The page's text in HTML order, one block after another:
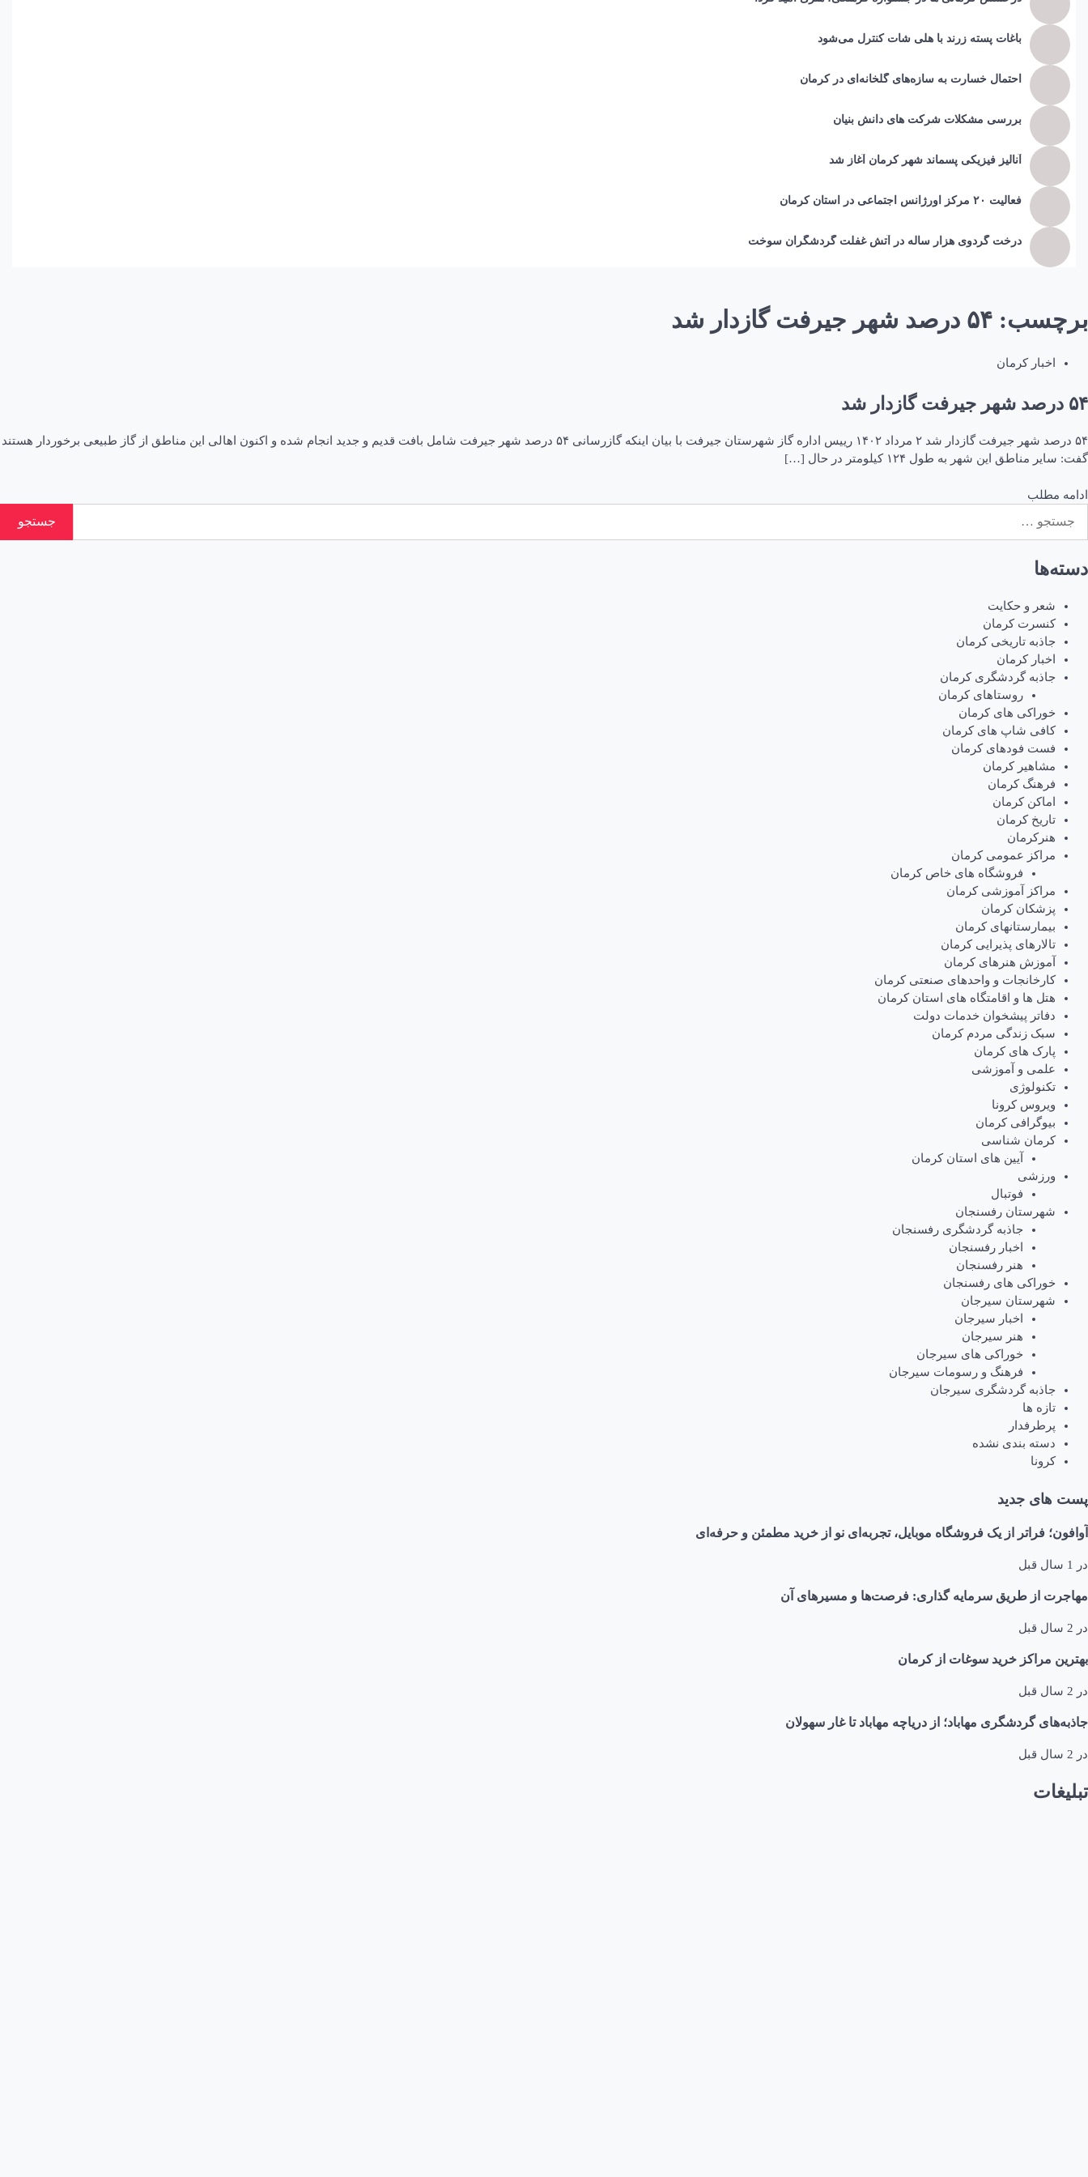
باغات پسته زرند با هلی شات کنترل می‌شود
احتمال خسارت به ساز‌ه‌های گلخانه‌ای در کرمان
بررسی مشکلات شرکت های دانش بنیان
آنالیز فیزیکی پسماند شهر کرمان آغاز شد
فعالیت ۲۰ مرکز اورژانس اجتماعی در استان کرمان
درخت گردوی هزار ساله در آتش غفلت گردشگران سوخت
برچسب: ۵۴ درصد شهر جیرفت گازدار شد
اخبار کرمان
۵۴ درصد شهر جیرفت گازدار شد
۵۴ درصد شهر جیرفت گازدار شد ۲ مرداد ۱۴۰۲ رییس اداره گاز شهرستان جیرفت با بیان اینکه گازرسانی ۵۴ درصد شهر جیرفت شامل بافت قدیم و جدید انجام شده و اکنون اهالی این مناطق از گاز طبیعی برخوردار هستند
گفت: سایر مناطق این شهر به طول ۱۲۴ کیلومتر در حال […]
ادامه مطلب
برای:
دسته‌ها
شعر و حکایت
کنسرت کرمان
جاذبه تاریخی کرمان
اخبار کرمان
جاذبه گردشگری کرمان
روستاهای کرمان
خوراکی های کرمان
کافی شاپ های کرمان
فست فودهای کرمان
مشاهیر کرمان
فرهنگ کرمان
اماکن کرمان
تاریخ کرمان
هنرکرمان
مراکز عمومی کرمان
فروشگاه های خاص کرمان
مراکز آموزشی کرمان
پزشکان کرمان
بیمارستانهای کرمان
تالارهای پذیرایی کرمان
آموزش هنرهای کرمان
کارخانجات و واحدهای صنعتی کرمان
هتل ها و اقامتگاه های استان کرمان
دفاتر پیشخوان خدمات دولت
سبک زندگی مردم کرمان
پارک های کرمان
علمی و آموزشی
تکنولوژی
ویروس کرونا
بیوگرافی کرمان
کرمان شناسی
آیین های استان کرمان
ورزشی
فوتبال
شهرستان رفسنجان
جاذبه گردشگری رفسنجان
اخبار رفسنجان
هنر رفسنجان
خوراکی های رفسنجان
شهرستان سیرجان
اخبار سیرجان
هنر سیرجان
خوراکی های سیرجان
فرهنگ و رسومات سیرجان
جاذبه گردشگری سیرجان
تازه ها
پرطرفدار
دسته بندی نشده
کرونا
پست های جدید
آوافون؛ فراتر از یک فروشگاه موبایل، تجربه‌ای نو از خرید مطمئن و حرفه‌ای
در 1 سال قبل
مهاجرت از طریق سرمایه گذاری: فرصت‌ها و مسیرهای آن
در 2 سال قبل
بهترین مراکز خرید سوغات از کرمان
در 2 سال قبل
جاذبه‌های گردشگری مهاباد؛ از دریاچه مهاباد تا غار سهولان
در 2 سال قبل
تبلیغات